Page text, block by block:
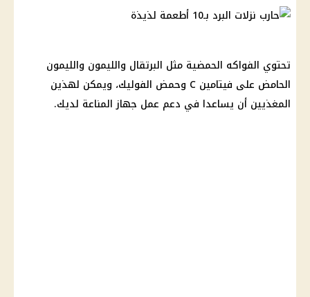
تحتوي الفواكه الحمضية مثل البرتقال والليمون والليمون
الحامض على فيتامين C وحمض الفوليك، ويمكن لهذين
المغذيين أن يساعدا في دعم عمل جهاز المناعة لديك.